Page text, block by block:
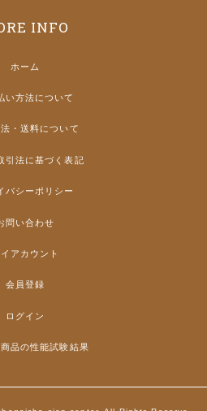
INFO
ホーム
い方法について
・送料について
引法に基づく表記
バシーポリシー
問い合わせ
アカウント
会員登録
ログイン
品の性能試験結果